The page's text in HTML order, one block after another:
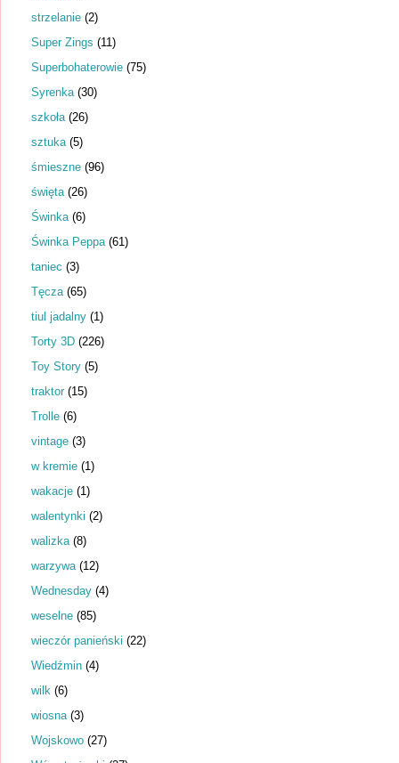
strzelanie (2)
Super Zings (11)
Superbohaterowie (75)
Syrenka (30)
szkoła (26)
sztuka (5)
śmieszne (96)
święta (26)
Świnka (6)
Świnka Peppa (61)
taniec (3)
Tęcza (65)
tiul jadalny (1)
Torty 3D (226)
Toy Story (5)
traktor (15)
Trolle (6)
vintage (3)
w kremie (1)
wakacje (1)
walentynki (2)
walizka (8)
warzywa (12)
Wednesday (4)
weselne (85)
wieczór panieński (22)
Wiedźmin (4)
wilk (6)
wiosna (3)
Wojskowo (27)